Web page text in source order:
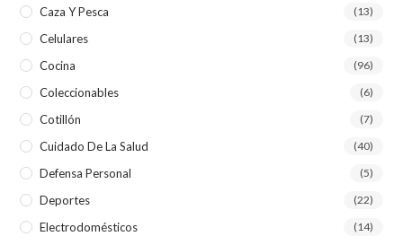
Caza Y Pesca (13)
Celulares (13)
Cocina (96)
Coleccionables (6)
Cotillón (7)
Cuidado De La Salud (40)
Defensa Personal (5)
Deportes (22)
Electrodomésticos (14)